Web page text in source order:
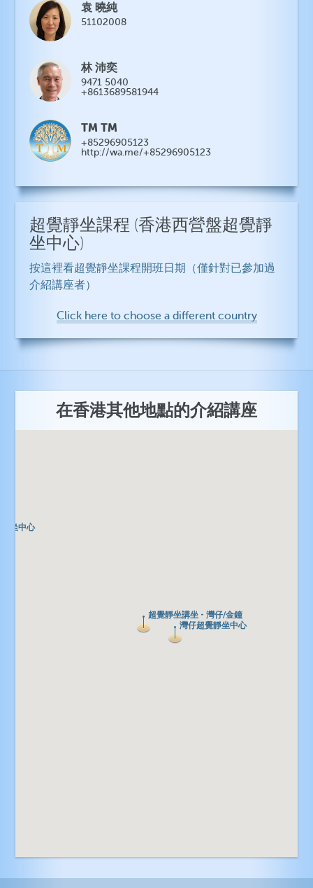
袁 曉純
51102008
林 沛奕
9471 5040
+8613689581944
TM TM
+85296905123
http://wa.me/+85296905123
超覺靜坐課程 (香港西營盤超覺靜
坐中心)
按這裡看超覺靜坐課程開班日期（僅針對已參加過
介紹講座者）
Click here to choose a different country
在香港其他地點的介紹講座
坐中心
超覺靜坐講坐 - 灣仔/金鐘
灣仔超覺靜坐中心
坐中心
超覺靜坐講坐 - 灣仔/金鐘
灣仔超覺靜坐中心